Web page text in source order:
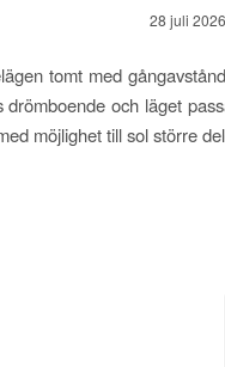
28 juli 2026
tomt med
drömboende och läget
möjlighet till sol större